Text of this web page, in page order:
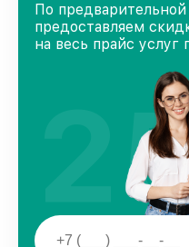
По предварительной
предоставляем
на весь прайс услуг